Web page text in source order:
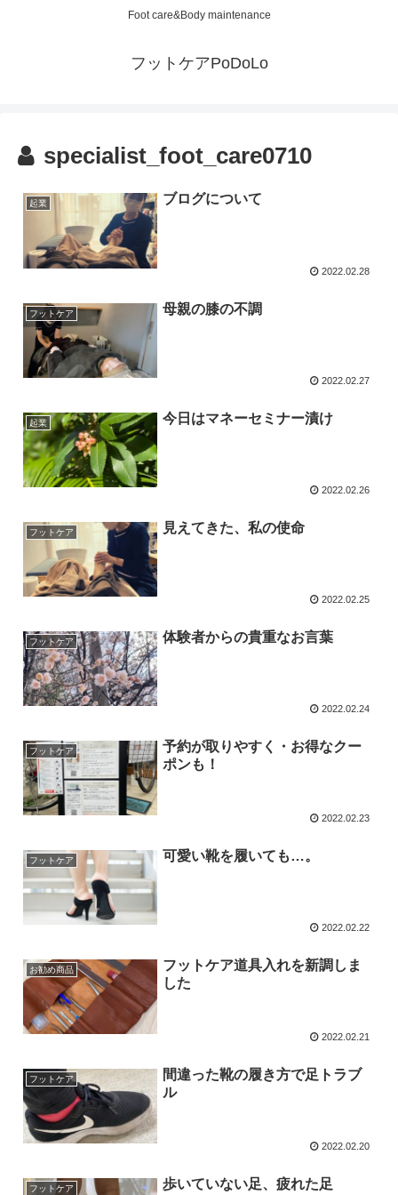
Foot care&Body maintenance
フットケアPoDoLo
specialist_foot_care0710
起業 ブログについて
2022.02.28
フットケア 母親の膝の不調
2022.02.27
起業 今日はマネーセミナー漬け
2022.02.26
フットケア 見えてきた、私の使命
2022.02.25
フットケア 体験者からの貴重なお言葉
2022.02.24
フットケア
予約が取りやすく・お得なクー
ポンも！
2022.02.23
フットケア 可愛い靴を履いても…。
2022.02.22
お勧め商品
フットケア道具入れを新調しま
した
2022.02.21
フットケア
間違った靴の履き方で足トラブ
ル
2022.02.20
フットケア 歩いていない足、疲れた足